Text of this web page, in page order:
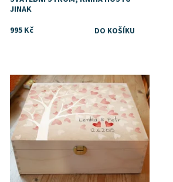
JINAK
995 Kč